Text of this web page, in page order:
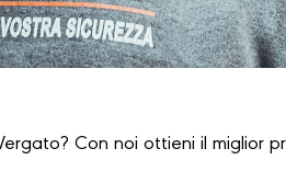
Con noi ottieni il miglior